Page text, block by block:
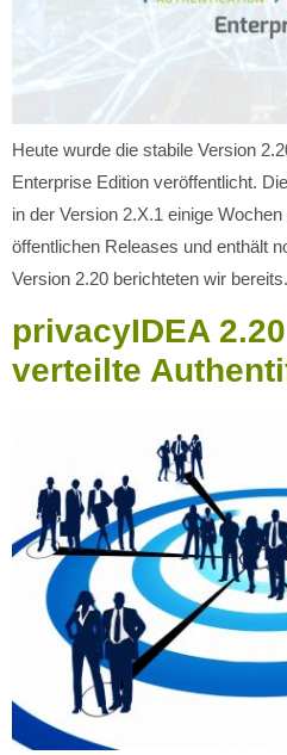
Heute wurde die stabile Version
Enterprise Edition veröffentlicht.
in der Version 2.X.1 einige
öffentlichen Releases und enthält
Version 2.20 berichteten wir bereits.
privacyIDEA
verteilte